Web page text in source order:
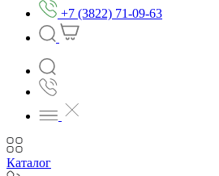
+7 (3822) 71-09-63
Каталог